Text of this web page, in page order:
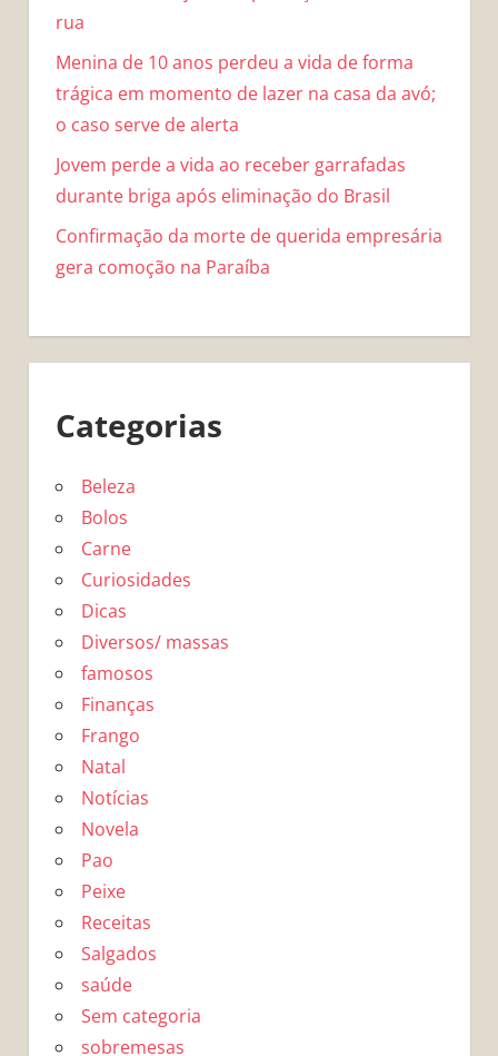
rua
Menina de 10 anos perdeu a vida de forma
trágica em momento de lazer na casa da avó;
o caso serve de alerta
Jovem perde a vida ao receber garrafadas
durante briga após eliminação do Brasil
Confirmação da morte de querida empresária
gera comoção na Paraíba
Categorias
Beleza
Bolos
Carne
Curiosidades
Dicas
Diversos/ massas
famosos
Finanças
Frango
Natal
Notícias
Novela
Pao
Peixe
Receitas
Salgados
saúde
Sem categoria
sobremesas